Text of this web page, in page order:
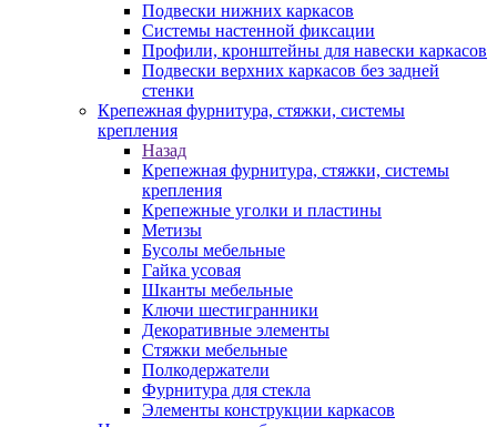
Подвески нижних каркасов
Системы настенной фиксации
Профили, кронштейны для навески каркасов
Подвески верхних каркасов без задней
стенки
Крепежная фурнитура, стяжки, системы
крепления
Назад
Крепежная фурнитура, стяжки, системы
крепления
Крепежные уголки и пластины
Метизы
Бусолы мебельные
Гайка усовая
Шканты мебельные
Ключи шестигранники
Декоративные элементы
Стяжки мебельные
Полкодержатели
Фурнитура для стекла
Элементы конструкции каркасов